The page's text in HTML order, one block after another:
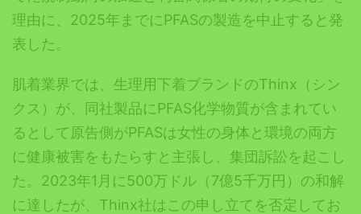
理由に、2025年までにPFASの製造を中止すると発
表した。
肌着業界では、生理用下着ブランドのThinx（シン
クス）が、同社製品にPFAS化学物質が含まれてい
るとして原告側がPFASは女性の身体と環境の両方
に健康被害をもたらすと主張し、集団訴訟を起こし
た。2023年1月に500万ドル（7億5千万円）の和解
に達したが、Thinx社はこの申し立てを否定してお